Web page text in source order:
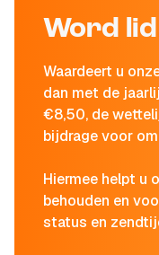
Word
Waardeert u
dan met de
€8,50, de
bijdrage voor
Hiermee helpt u
behouden en
status en